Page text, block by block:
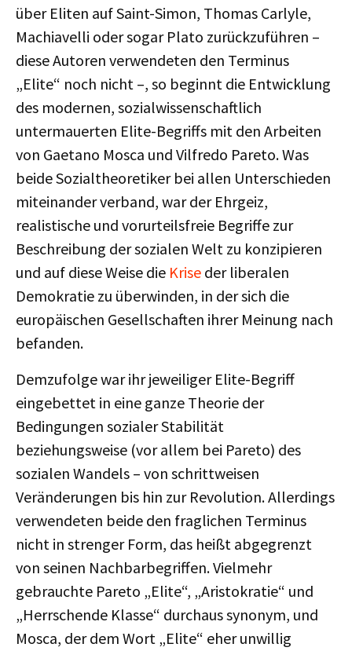
über Eliten auf Saint-Simon, Thomas Carlyle,
Machiavelli oder sogar Plato zurückzuführen –
diese Autoren verwendeten den Terminus
„Elite“ noch nicht –, so beginnt die Entwicklung
des modernen, sozialwissenschaftlich
untermauerten Elite-Begriffs mit den Arbeiten
von Gaetano Mosca und Vilfredo Pareto. Was
beide Sozialtheoretiker bei allen Unterschieden
miteinander verband, war der Ehrgeiz,
realistische und vorurteilsfreie Begriffe zur
Beschreibung der sozialen Welt zu konzipieren
und auf diese Weise die Krise der liberalen
Demokratie zu überwinden, in der sich die
europäischen Gesellschaften ihrer Meinung nach
befanden.
Demzufolge war ihr jeweiliger Elite-Begriff
eingebettet in eine ganze Theorie der
Bedingungen sozialer Stabilität
beziehungsweise (vor allem bei Pareto) des
sozialen Wandels – von schrittweisen
Veränderungen bis hin zur Revolution. Allerdings
verwendeten beide den fraglichen Terminus
nicht in strenger Form, das heißt abgegrenzt
von seinen Nachbarbegriffen. Vielmehr
gebrauchte Pareto „Elite“, „Aristokratie“ und
„Herrschende Klasse“ durchaus synonym, und
Mosca, der dem Wort „Elite“ eher unwillig